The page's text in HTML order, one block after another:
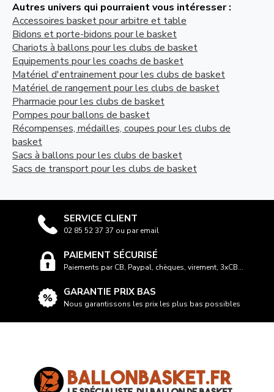
Autres univers qui pourraient vous intéresser :
Accessoires basket pour arbitre et table
Bidons et porte-bidons pour le basket
Chariots à ballons pour les clubs de basket
Equipements pour les coachs de basket
Matériel d'entrainement pour les clubs de basket
Matériel de rangement pour les clubs de basket
Pharmacie pour les clubs de basket
Pompes pour ballons de basket
Récompenses, médailles, coupes pour les clubs de
basket
Sacs à ballons pour les clubs de basket
Sacs de transport pour les clubs de basket
SERVICE CLIENT
02 85 52 37 37 ou par email
PAIEMENT SÉCURISÉ
Paiements par CB, Paypal, chèques, virement, 3xCB...
GARANTIE PRIX BAS
Nous garantissons les prix les plus bas possibles